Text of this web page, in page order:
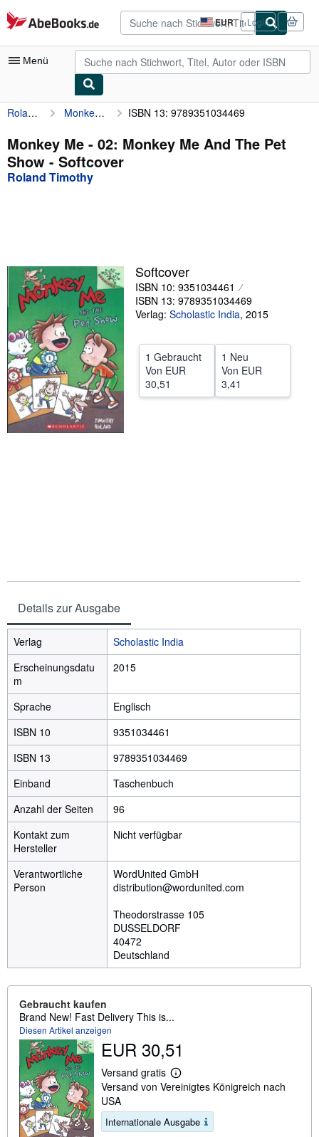
Zum Hauptinhalt
AbeBooks.de EUR
Seite
der
Einkaufseinstellungen.
Login
Menü
Nutzerkonto
Meine Bestellungen
Detailsuche
Verkäufer
Verkäufer werden
Hilfe
Roland Timothy Monkey Me - 02: Monkey Me And The Pet Show ISBN 13: 9789351034469
Monkey Me - 02: Monkey Me And The Pet
Show - Softcover
Roland Timothy
Softcover
ISBN 10: 9351034461
ISBN 13: 9789351034469
Verlag: Scholastic India, 2015
1 Gebraucht
Von EUR
30,51
1 Neu
Von EUR
3,41
Details zur Ausgabe
Verlag
Scholastic India
Erscheinungsdatu
m
2015
Sprache
Englisch
ISBN 10
9351034461
ISBN 13
9789351034469
Einband
Taschenbuch
Anzahl der Seiten
96
Kontakt zum
Hersteller
Nicht verfügbar
Verantwortliche
Person
WordUnited GmbH
distribution@wordunited.com
Theodorstrasse 105
DUSSELDORF
40472
Deutschland
Gebraucht kaufen
Brand New! Fast Delivery This is...
Diesen Artikel anzeigen
EUR 30,51
Versand gratis
W
e
t
e
r
Versand von Vereinigtes Königreich nach
USA
Internationale Ausgabe